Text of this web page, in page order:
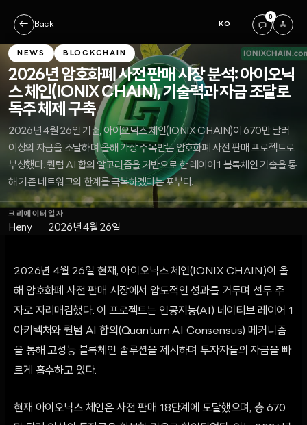
← Back KO
0
NEWS BLOCKCHAIN
2026년 암호화폐 사전 판매 시장 분석: 아이오닉
스 체인(IONIX CHAIN), 기술력과 자금 조달로
독주 체제 구축
2026년 4월 26일 기준, 아이오닉스 체인(IONIX CHAIN)이 670만 달러
이상의 자금을 조달하며 올해 가장 주목받는 암호화폐 사전 판매 프로젝트로
부상했다. 퀀텀 AI 합의 알고리즘을 기반으로 한 레이어 1 블록체인 기술을 통
해 기존 네트워크의 한계를 극복하겠다는 포부다.
크리에이터
Heny
일자
2026년 4월 26일
2026년 4월 26일 현재, 아이오닉스 체인(IONIX CHAIN)이 올
해 암호화폐 사전 판매 시장에서 압도적인 성과를 거두며 선두 주
자로 자리매김했다. 이 프로젝트는 인공지능(AI) 네이티브 레이어 1
아키텍처와 퀀텀 AI 합의(Quantum AI Consensus) 메커니즘
을 통해 고성능 블록체인 솔루션을 제시하며 투자자들의 자금을 빠
르게 흡수하고 있다.
현재 아이오닉스 체인은 사전 판매 18단계에 도달했으며, 총 670